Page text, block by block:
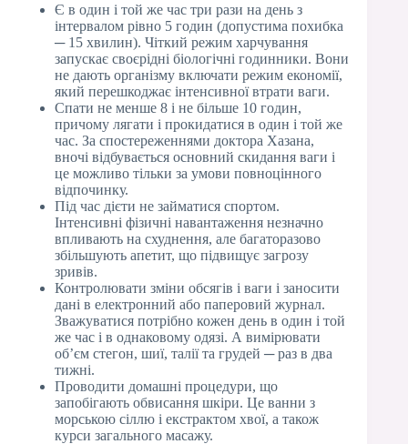
Є в один і той же час три рази на день з
інтервалом рівно 5 годин (допустима похибка
─ 15 хвилин). Чіткий режим харчування
запускає своєрідні біологічні годинники. Вони
не дають організму включати режим економії,
який перешкоджає інтенсивної втрати ваги.
Спати не менше 8 і не більше 10 годин,
причому лягати і прокидатися в один і той же
час. За спостереженнями доктора Хазана,
вночі відбувається основний скидання ваги і
це можливо тільки за умови повноцінного
відпочинку.
Під час дієти не займатися спортом.
Інтенсивні фізичні навантаження незначно
впливають на схуднення, але багаторазово
збільшують апетит, що підвищує загрозу
зривів.
Контролювати зміни обсягів і ваги і заносити
дані в електронний або паперовий журнал.
Зважуватися потрібно кожен день в один і той
же час і в однаковому одязі. А вимірювати
об’єм стегон, шиї, талії та грудей ─ раз в два
тижні.
Проводити домашні процедури, що
запобігають обвисання шкіри. Це ванни з
морською сіллю і екстрактом хвої, а також
курси загального масажу.